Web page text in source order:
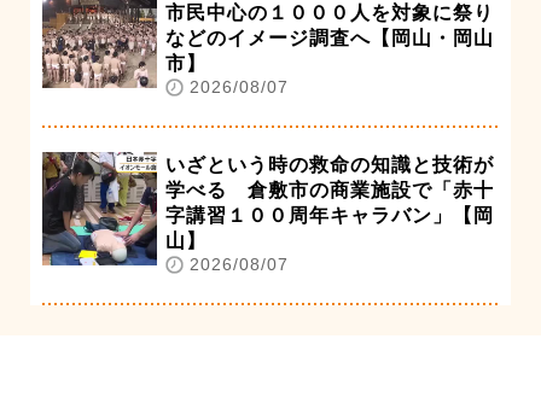
市民中心の１０００人を対象に祭り
などのイメージ調査へ【岡山・岡山
市】
2026/08/07
いざという時の救命の知識と技術が
学べる 倉敷市の商業施設で「赤十
字講習１００周年キャラバン」【岡
山】
2026/08/07